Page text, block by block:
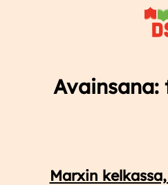
Avainsana:
Marxin